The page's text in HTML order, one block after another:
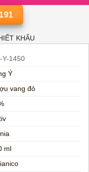
KHẤU
Y-1450
Ý
vang đỏ
ml